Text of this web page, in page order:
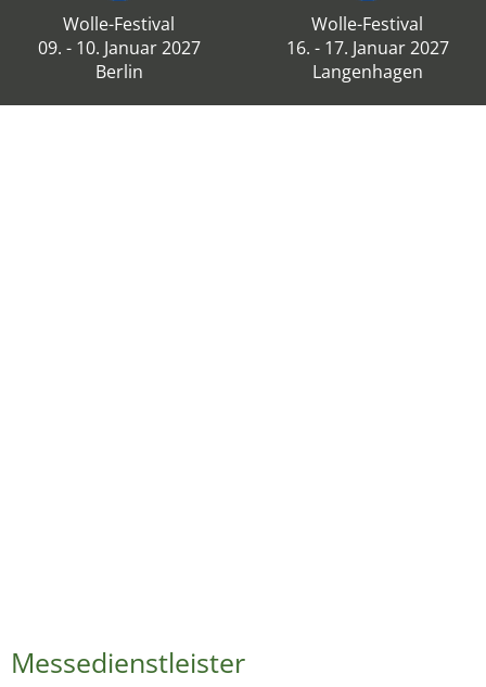
Wolle-Festival
09. - 10. Januar 2027
Berlin
Wolle-Festival
16. - 17. Januar 2027
Langenhagen
Messedienstleister